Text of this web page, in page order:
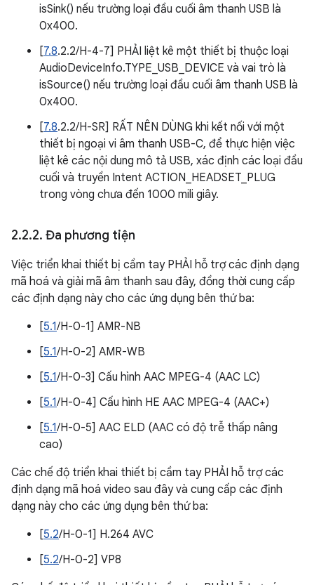
isSink() nếu trường loại đầu cuối âm thanh USB là
0x400.
[7.8.2.2/H-4-7] PHẢI liệt kê một thiết bị thuộc loại
AudioDeviceInfo.TYPE_USB_DEVICE và vai trò là
isSource() nếu trường loại đầu cuối âm thanh USB là
0x400.
[7.8.2.2/H-SR] RẤT NÊN DÙNG khi kết nối với một
thiết bị ngoại vi âm thanh USB-C, để thực hiện việc
liệt kê các nội dung mô tả USB, xác định các loại đầu
cuối và truyền Intent ACTION_HEADSET_PLUG
trong vòng chưa đến 1000 mili giây.
2.2.2. Đa phương tiện
Việc triển khai thiết bị cầm tay PHẢI hỗ trợ các định dạng
mã hoá và giải mã âm thanh sau đây, đồng thời cung cấp
các định dạng này cho các ứng dụng bên thứ ba:
[5.1/H-0-1] AMR-NB
[5.1/H-0-2] AMR-WB
[5.1/H-0-3] Cấu hình AAC MPEG-4 (AAC LC)
[5.1/H-0-4] Cấu hình HE AAC MPEG-4 (AAC+)
[5.1/H-0-5] AAC ELD (AAC có độ trễ thấp nâng
cao)
Các chế độ triển khai thiết bị cầm tay PHẢI hỗ trợ các
định dạng mã hoá video sau đây và cung cấp các định
dạng này cho các ứng dụng bên thứ ba:
[5.2/H-0-1] H.264 AVC
[5.2/H-0-2] VP8